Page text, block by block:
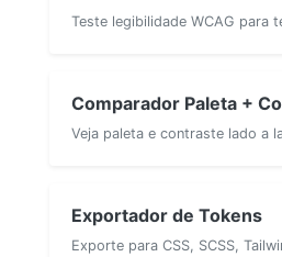
Teste legibilidade WCAG para
Comparador Paleta +
Veja paleta e contraste lado a
Exportador de Tokens
Exporte para CSS, SCSS,